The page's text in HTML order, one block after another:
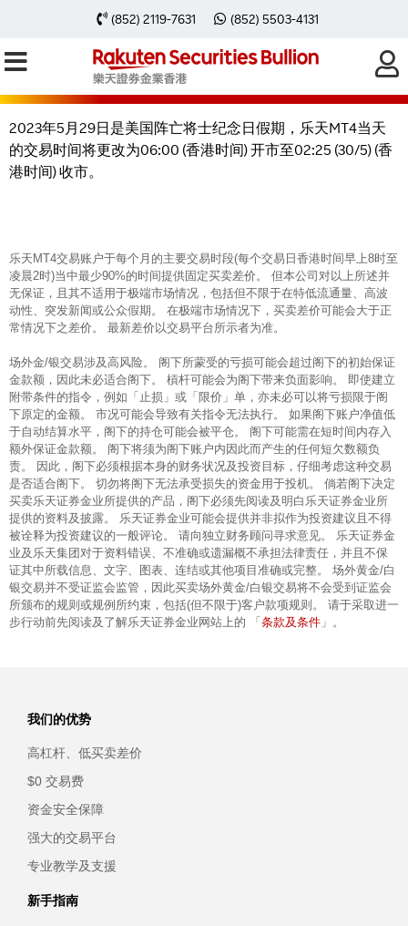
(852) 2119-7631 (852) 5503-4131
2023年5月29日乐天MT4交易时间因
美国阵亡将士纪念日假期有所转变
2023年5月29日是美国阵亡将士纪念日假期，乐天MT4当天
的交易时间将更改为06:00 (香港时间) 开市至02:25 (30/5) (香
港时间) 收市。
乐天MT4交易账户于每个月的主要交易时段(每个交易日香港时间早上8时至
凌晨2时)当中最少90%的时间提供固定买卖差价。 但本公司对以上所述并
无保证，且其不适用于极端市场情况，包括但不限于在特低流通量、高波
动性、突发新闻或公众假期。 在极端市场情况下，买卖差价可能会大于正
常情况下之差价。 最新差价以交易平台所示者为准。
场外金/银交易涉及高风险。 阁下所蒙受的亏损可能会超过阁下的初始保证
金款额，因此未必适合阁下。 槓杆可能会为阁下带来负面影响。 即使建立
附带条件的指令，例如「止损」或「限价」单，亦未必可以将亏损限于阁
下原定的金额。 市况可能会导致有关指令无法执行。 如果阁下账户净值低
于自动结算水平，阁下的持仓可能会被平仓。 阁下可能需在短时间内存入
额外保证金款额。 阁下将须为阁下账户内因此而产生的任何短欠数额负
责。 因此，阁下必须根据本身的财务状况及投资目标，仔细考虑这种交易
是否适合阁下。 切勿将阁下无法承受损失的资金用于投机。 倘若阁下决定
买卖乐天证券金业所提供的产品，阁下必须先阅读及明白乐天证券金业所
提供的资料及披露。 乐天证券金业可能会提供并非拟作为投资建议且不得
被诠释为投资建议的一般评论。 请向独立财务顾问寻求意见。 乐天证券金
业及乐天集团对于资料错误、不准确或遗漏概不承担法律责任，并且不保
证其中所载信息、文字、图表、连结或其他项目准确或完整。 场外黄金/白
银交易并不受证监会监管，因此买卖场外黄金/白银交易将不会受到证监会
所颁布的规则或规例所约束，包括(但不限于)客户款项规则。 请于采取进一
步行动前先阅读及了解乐天证券金业网站上的 「 条款及条件 」。
我们的优势
高杠杆、低买卖差价
$0 交易费
资金安全保障
强大的交易平台
专业教学及支援
新手指南